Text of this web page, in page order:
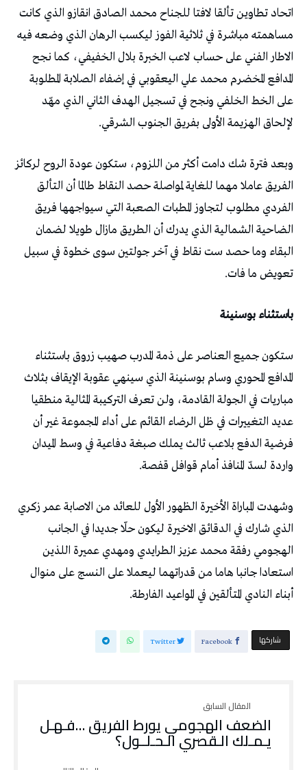
اتحاد تطاوين تألقا لافتا للجناح محمد الصادق انقازو الذي كانت
مساهمته مباشرة في ثلاثية الفوز ليكسب الرهان الذي وضعه فيه
الاطار الفني على حساب لاعب الخبرة بلال الخفيفي، كما نجح
المدافع المخضرم محمد علي اليعقوبي في إضفاء الصلابة المطلوبة
على الخط الخلفي ونجح في تسجيل الهدف الثاني الذي مهّد
لإلحاق الهزيمة الأولى بفريق الجنوب الشرقي.
وبعد فترة شك دامت أكثر من اللزوم، ستكون عودة الروح لركائز
الفريق عاملا مهما للغاية لمواصلة حصد النقاط طالما أن التألق
الفردي مطلوب لتجاوز المطبات الصعبة التي سيواجهها فريق
الضاحية الشمالية الذي يدرك أن الطريق مازال طويلا لضمان
البقاء وما حصد ست نقاط في آخر جولتين سوى خطوة في سبيل
تعويض ما فات.
باستثناء بوسنينة
ستكون جميع العناصر على ذمة المدرب صهيب زروق باستثناء
المدافع المحوري وسام بوسنينة الذي سينهي عقوبة الإيقاف بثلاث
مباريات في الجولة القادمة، ولن تعرف التركيبة المثالية منطقيا
عديد التغييرات في ظل الرضاء القائم على أداء المجموعة غير أن
فرضية الدفع بلاعب ثالث يملك صبغة دفاعية في وسط الميدان
واردة لسدّ المنافذ أمام قوافل قفصة.
وشهدت المباراة الأخيرة الظهور الأول للعائد من الاصابة عمر زكري
الذي شارك في الدقائق الاخيرة ليكون حلّا جديدا في الجانب
الهجومي رفقة محمد عزيز الطرايدي ومهدي عميرة اللذين
استعادا جانبا هاما من قدراتهما ليعملا على النسج على منوال
أبناء النادي المتألقين في المواعيد الفارطة.
‫‫ شاركها‬ Facebook
Twitter
الضعف الهجومي يورط الفريق …فـهـل
يـمـلك الـقصري الـحـلــول؟